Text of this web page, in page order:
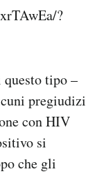
?
tipo –
pregiudizi
con HIV
si
che gli